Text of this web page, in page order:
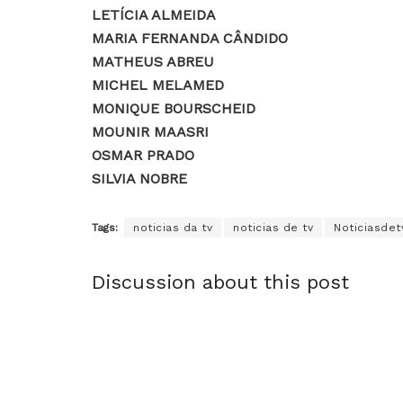
LETÍCIA ALMEIDA
MARIA FERNANDA CÂNDIDO
MATHEUS ABREU
MICHEL MELAMED
MONIQUE BOURSCHEID
MOUNIR MAASRI
OSMAR PRADO
SILVIA NOBRE
Tags: noticias da tv noticias de tv
Discussion about this post